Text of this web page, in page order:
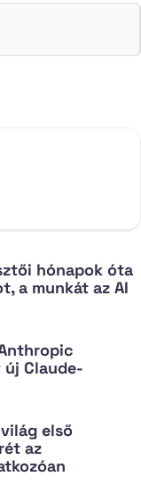
hónapok óta
a munkát az AI
Claude-
első
az